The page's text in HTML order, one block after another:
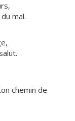
mal.
chemin de